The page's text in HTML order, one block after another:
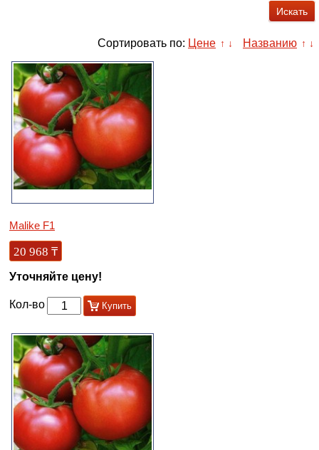
Сортировать по: Цене ↑ ↓ Названию ↑ ↓
Malike F1
20 968 ₸
Уточняйте цену!
Кол-во Купить